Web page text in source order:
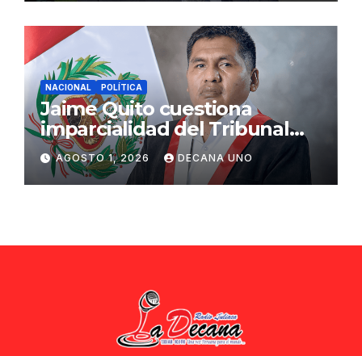
NACIONAL POLÍTICA
Jaime Quito cuestiona
imparcialidad del Tribunal
Constitucional tras liberación
de Ollanta Humala
AGOSTO 1, 2026 DECANA UNO